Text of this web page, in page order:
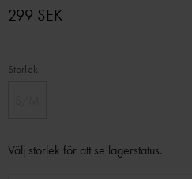
299 SEK
Storlek
Välj storlek för att se lagerstatus.